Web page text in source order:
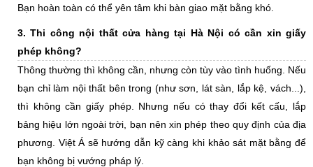
Bạn hoàn toàn có thể yên tâm khi bàn giao mặt bằng khó.
3. Thi công nội thất cửa hàng tại Hà Nội có cần xin giấy
phép không?
Thông thường thì không cần, nhưng còn tùy vào tình huống. Nếu
bạn chỉ làm nội thất bên trong (như sơn, lát sàn, lắp kệ, vách...),
thì không cần giấy phép. Nhưng nếu có thay đổi kết cấu, lắp
bảng hiệu lớn ngoài trời, bạn nên xin phép theo quy định của địa
phương. Việt Á sẽ hướng dẫn kỹ càng khi khảo sát mặt bằng để
bạn không bị vướng pháp lý.